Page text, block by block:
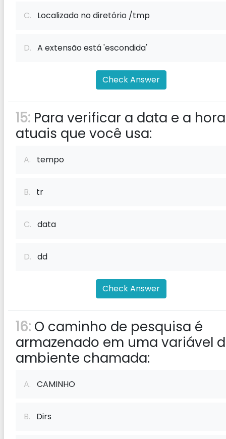
C. Localizado no diretório /tmp
D. A extensão está 'escondida'
Check Answer
15: Para verificar a data e a hora
atuais que você usa:
A. tempo
B. tr
C. data
D. dd
Check Answer
16: O caminho de pesquisa é
armazenado em uma variável
ambiente chamada:
A. CAMINHO
B. Dirs